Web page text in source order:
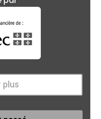
plus